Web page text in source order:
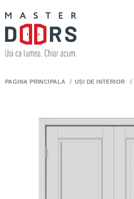
PAGINA PRINCIPALĂ UȘI DE INTERIOR